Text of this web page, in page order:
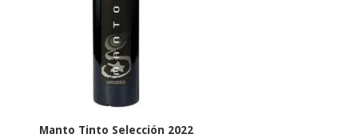
Manto Tinto Selección 2022